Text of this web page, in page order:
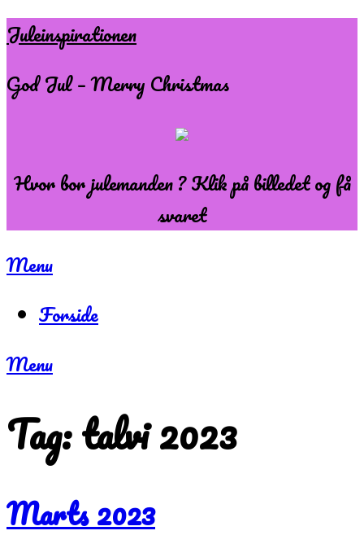
Skip
content
Juleinspirationen
God Jul – Merry Christmas
Hvor bor julemanden ? Klik på billedet og få
svaret
Menu
Forside
Menu
Tag:talvi 2023
Marts 2023